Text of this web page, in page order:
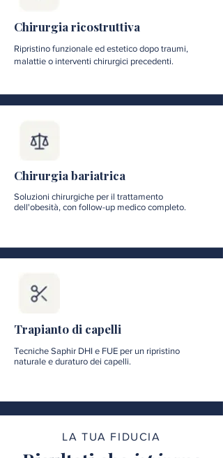
Chirurgia ricostruttiva
Ripristino funzionale ed estetico dopo traumi,
malattie o interventi chirurgici precedenti.
Chirurgia bariatrica
Soluzioni chirurgiche per il trattamento
dell'obesità, con follow-up medico completo.
Trapianto di capelli
Tecniche Saphir DHI e FUE per un ripristino
naturale e duraturo dei capelli.
LA TUA FIDUCIA